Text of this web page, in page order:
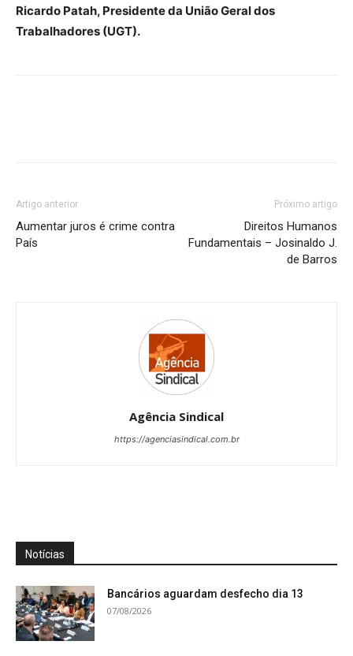
Ricardo Patah, Presidente da União Geral dos
Trabalhadores (UGT).
Artigo anterior
Aumentar juros é crime contra
País
Próximo artigo
Direitos Humanos
Fundamentais – Josinaldo J.
de Barros
Agência Sindical
https://agenciasindical.com.br
Notícias
Bancários aguardam desfecho dia 13
07/08/2026